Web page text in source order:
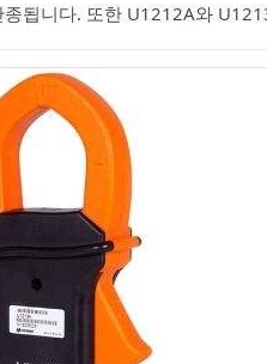
됩니다. 또한 U1212A와